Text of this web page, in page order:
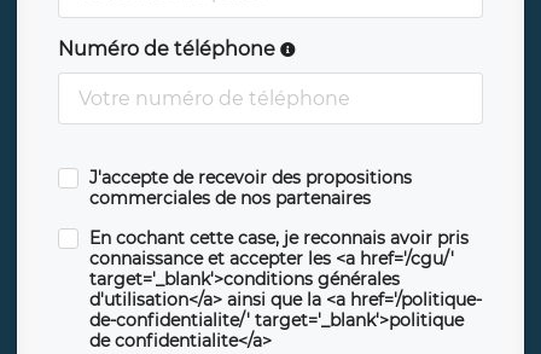
Numéro de téléphone
J'accepte de recevoir des propositions
commerciales de nos partenaires
En cochant cette case, je reconnais avoir pris
connaissance et accepter les <a href='/cgu/'
target='_blank'>conditions générales
d'utilisation</a> ainsi que la <a href='/politique-
de-confidentialite/' target='_blank'>politique
de confidentialite</a>